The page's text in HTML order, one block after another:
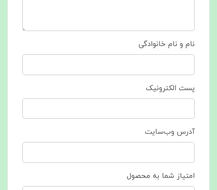
نام و نام خانوادگی
پست الکترونیک
آدرس وب‌سایت
امتیاز شما به محصول